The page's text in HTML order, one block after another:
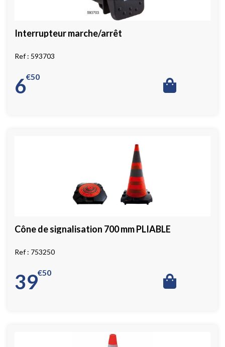
Interrupteur marche/arrêt
593703
6 50
€
Cône de signalisation 700 mm PLIABLE
753250
39 50
€